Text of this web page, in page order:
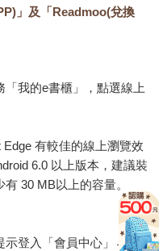
」及「Readmoo(兌換
我的e書櫃」，點選線上
有較佳的線上瀏覽效
6.0 以上版本，建議裝
30 MB以上的容量。
示登入「會員中心」→「我